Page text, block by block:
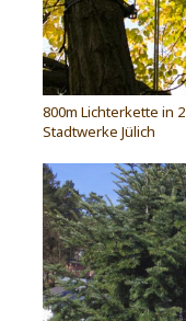
800m Lichterkette in
Stadtwerke Jülich